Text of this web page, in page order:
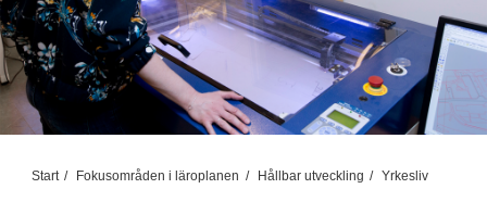
Start Fokusområden i läroplanen Hållbar utveckling Yrkesliv